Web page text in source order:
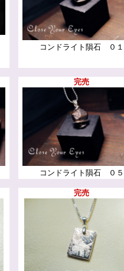
コンドライト隕石 ０１
完売
コンドライト隕石 ０５
完売